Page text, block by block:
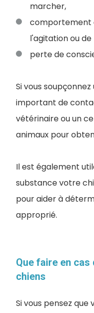
marcher,
comportement
l'agitation ou
perte de
Si vous
important de
vétérinaire ou un
animaux pour
Il est également
substance votre
pour aider à
approprié.
Que faire en
chiens
Si vous pensez